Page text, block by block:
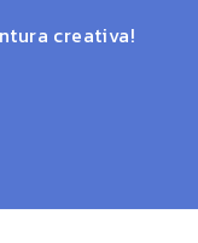
creativa!